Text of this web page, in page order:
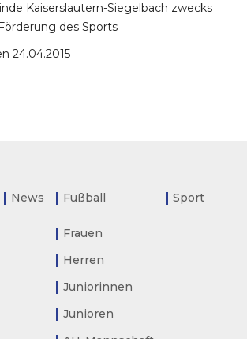
Kaiserslautern-Siegelbach zwecks
des Sports
24.04.2015
News Fußball
Frauen
Herren
Juniorinnen
Junioren
Sport